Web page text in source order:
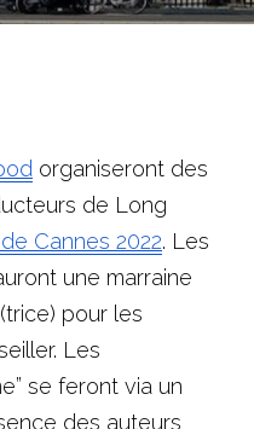
organiseront des
de Long
Cannes 2022. Les
une marraine
pour les
Les
se feront via un
des auteurs